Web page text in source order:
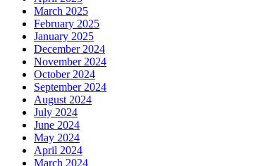
March 2025
February 2025
January 2025
December 2024
November 2024
October 2024
September 2024
August 2024
July 2024
June 2024
May 2024
April 2024
March 2024